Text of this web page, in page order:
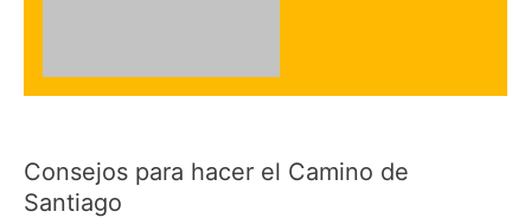
Consejos para hacer el Camino de
Santiago